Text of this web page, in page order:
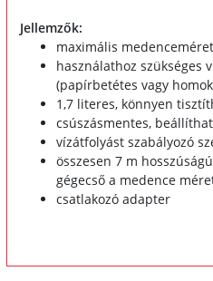
Jellemzők:
maximális
használathoz szükséges
(papírbetétes vagy
1,7 literes, könnyen
csúszásmentes,
vízátfolyást szabályozó
összesen 7 m
gégecső a medence
csatlakozó adapter